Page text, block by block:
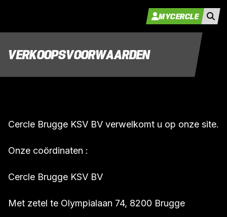
MYCERCLE
VERKOOPSVOORWAARDEN
Cercle Brugge KSV BV verwelkomt u op onze site.
Onze coördinaten :
Cercle Brugge KSV BV
Met zetel te Olympialaan 74, 8200 Brugge